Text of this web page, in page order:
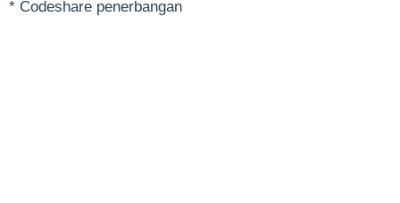
* Codeshare penerbangan